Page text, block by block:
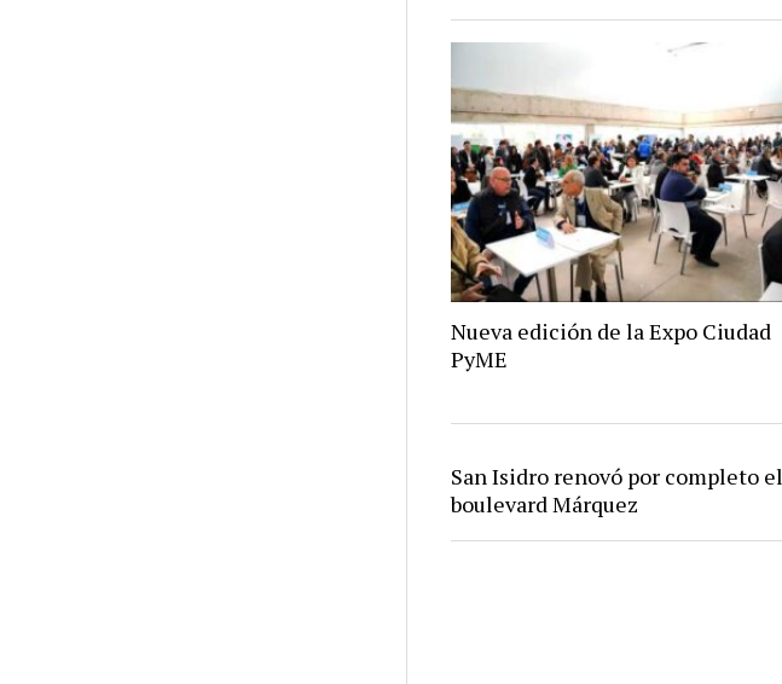
Nueva edición de la Expo Ciudad
PyME
San Isidro renovó por completo el
boulevard Márquez